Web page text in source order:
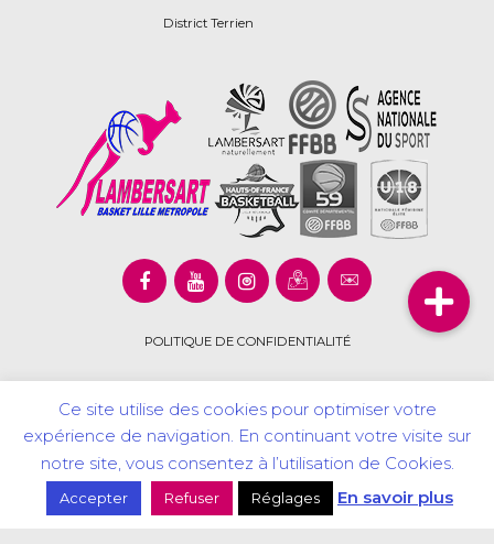
District Terrien
POLITIQUE DE CONFIDENTIALITÉ
Copyright © 2020 Lambersart Basket Lille Métropôle. Tous
droits réservés.
Ce site utilise des cookies pour optimiser votre
expérience de navigation. En continuant votre visite sur
notre site, vous consentez à l’utilisation de Cookies.
Accepter Refuser Réglages En savoir plus